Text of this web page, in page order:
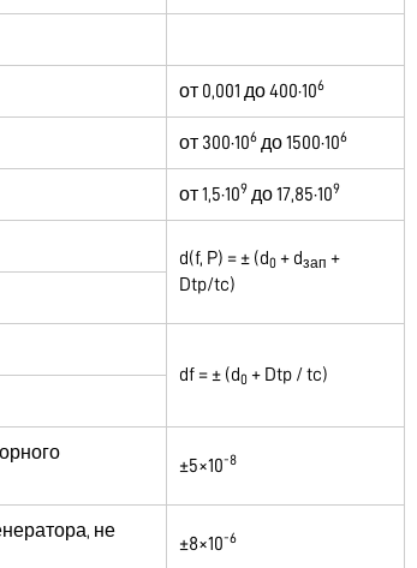
от 0,001 до 400·106
от 300·106 до 1500·106
от 1,5·109 до 17,85·109
d(f, P) = ± (d0 + dзап +
Dtp/tc)
df = ± (d0 + Dtp / tc)
±5×10-8
не
±8×10-6